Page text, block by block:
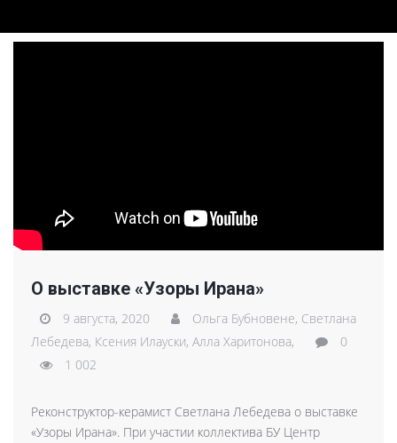
О выставке «Узоры Ирана»
9 августа, 2020 Ольга Бубновене, Светлана
Лебедева, Ксения Илауски, Алла Харитонова,
0
1 002
Реконструктор-керамист Светлана Лебедева о выставке
«Узоры Ирана». При участии коллектива БУ Центр